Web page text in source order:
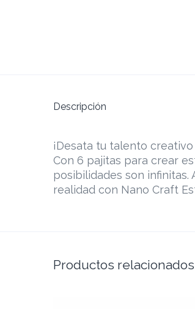
Descripción
¡Desata tu talento
Con 6 pajitas para crear
posibilidades son infinitas.
realidad con Nano Craft
Productos relacionados